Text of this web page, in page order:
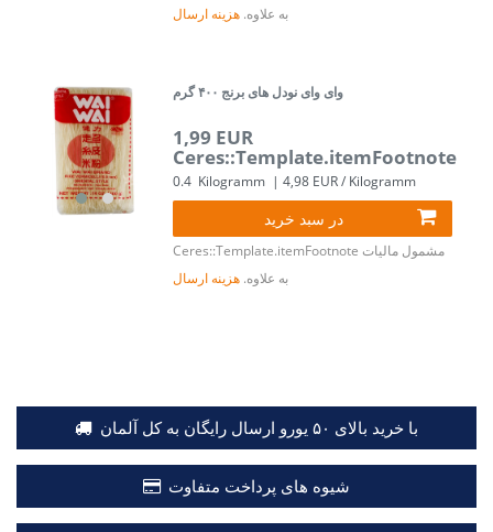
به علاوه. هزینه ارسال
وای وای نودل های برنج ۴۰۰ گرم
1,99 EUR
Ceres::Template.itemFootnote
0.4 Kilogramm | 4,98 EUR / Kilogramm
در سبد خرید
Ceres::Template.itemFootnote مشمول مالیات
به علاوه. هزینه ارسال
با خرید بالای ۵۰ یورو ارسال رایگان به کل آلمان
شیوه های پرداخت متفاوت